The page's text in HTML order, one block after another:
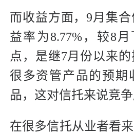
而收益方面，9月集
益率为8.77%，较8
点，是继7月份以来
很多资管产品的预期
品，这对信托来说竞争
在很多信托从业者看